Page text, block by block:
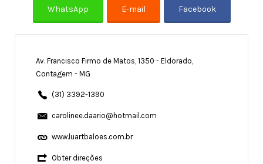
Av. Francisco Firmo de Matos, 1350 - Eldorado,
Contagem - MG
(31) 3392-1390
carolinee.daario@hotmail.com
www.luartbaloes.com.br
Obter direções